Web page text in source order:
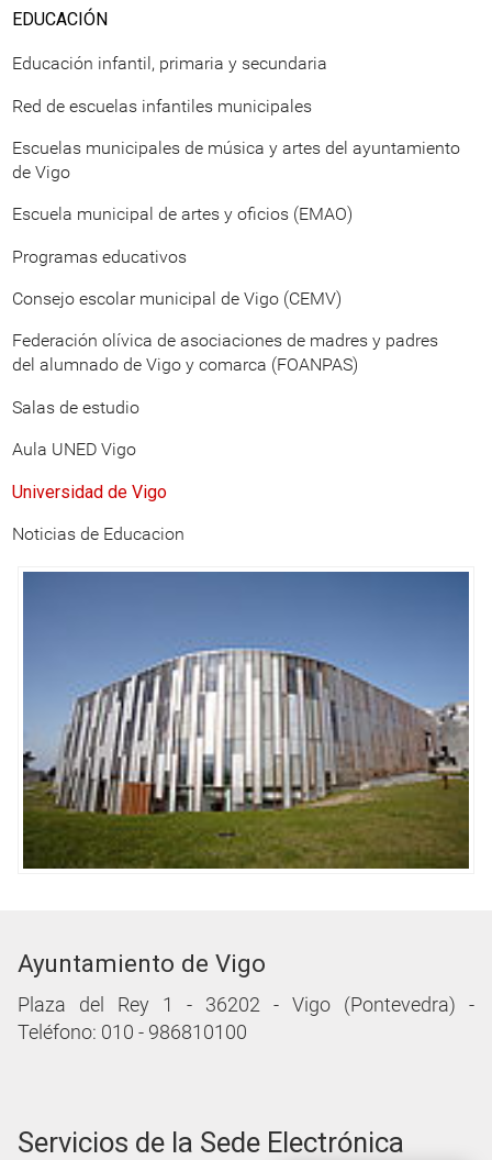
EDUCACIÓN
Educación infantil, primaria y secundaria
Red de escuelas infantiles municipales
Escuelas municipales de música y artes del ayuntamiento
de Vigo
Escuela municipal de artes y oficios (EMAO)
Programas educativos
Consejo escolar municipal de Vigo (CEMV)
Federación olívica de asociaciones de madres y padres
del alumnado de Vigo y comarca (FOANPAS)
Salas de estudio
Aula UNED Vigo
Universidad de Vigo
Noticias de Educacion
Ayuntamiento de Vigo
Plaza del Rey 1 - 36202 - Vigo (Pontevedra) -
Teléfono: 010 - 986810100
Servicios de la Sede Electrónica